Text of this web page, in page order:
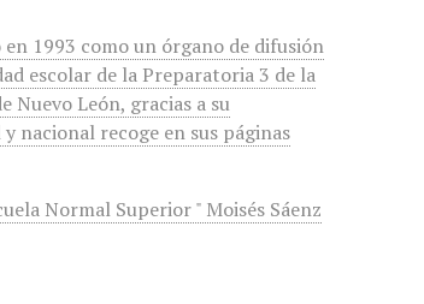
1993 como un órgano de difusión
escolar de la Preparatoria 3 de la
Nuevo León, gracias a su
nacional recoge en sus páginas
Normal Superior " Moisés Sáenz